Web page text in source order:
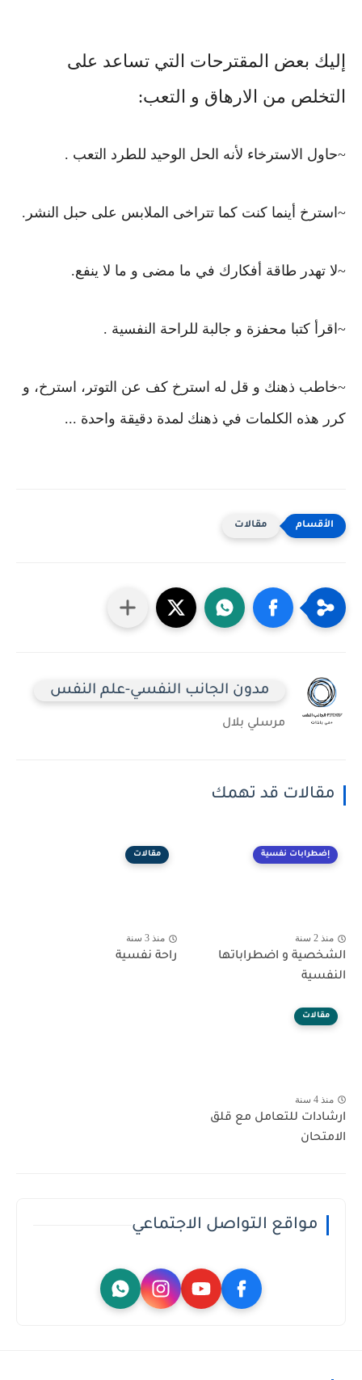
إليك بعض المقترحات التي تساعد على
التخلص من الارهاق و التعب:
~حاول الاسترخاء لأنه الحل الوحيد للطرد التعب .
~استرخ أينما كنت كما تتراخى الملابس على حبل النشر.
~لا تهدر طاقة أفكارك في ما مضى و ما لا ينفع.
~اقرأ كتبا محفزة و جالبة للراحة النفسية .
~خاطب ذهنك و قل له استرخ كف عن التوتر، استرخ، و
كرر هذه الكلمات في ذهنك لمدة دقيقة واحدة ...
مقالات
مدون الجانب النفسي-علم النفس
مرسلي بلال
مقالات قد تهمك
إضطرابات نفسية
منذ 2 سنة
الشخصية و اضطراباتها
النفسية
مقالات
منذ 3 سنة
راحة نفسية
مقالات
منذ 4 سنة
ارشادات للتعامل مع قلق
الامتحان
مواقع التواصل الاجتماعي